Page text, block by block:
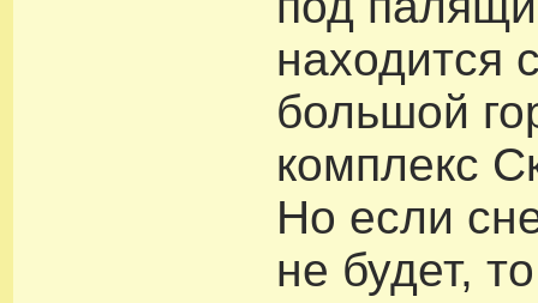
находится
большой
комплекс
Но если
не будет,